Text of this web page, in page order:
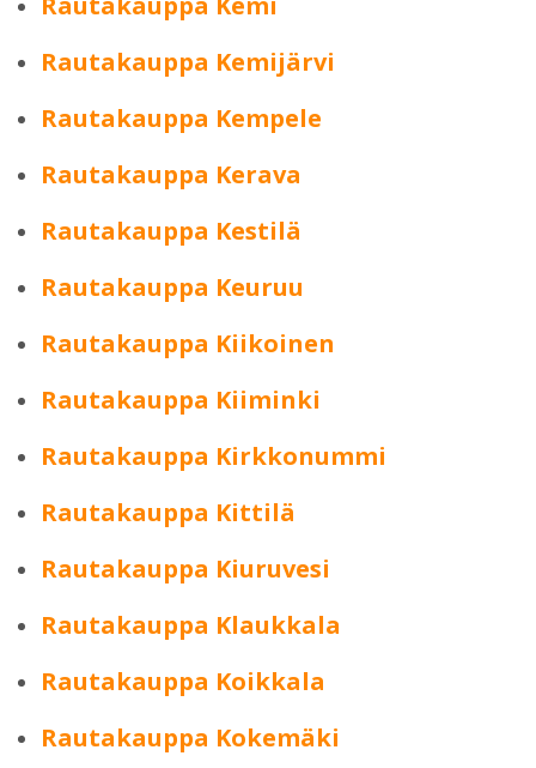
Rautakauppa Kemijärvi
Rautakauppa Kempele
Rautakauppa Kerava
Rautakauppa Kestilä
Rautakauppa Keuruu
Rautakauppa Kiikoinen
Rautakauppa Kiiminki
Rautakauppa Kirkkonummi
Rautakauppa Kittilä
Rautakauppa Kiuruvesi
Rautakauppa Klaukkala
Rautakauppa Koikkala
Rautakauppa Kokemäki